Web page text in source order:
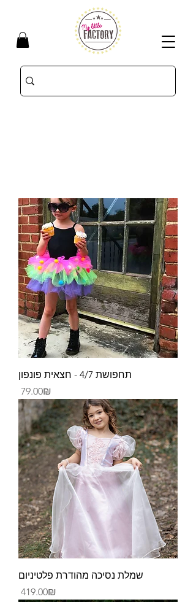
תחפושת 4/7 - חצאית פונפון
Price ‏79.00 ‏₪
שמלת נסיכה מהודרת פלטיניום
Price
‏419.00 ‏₪